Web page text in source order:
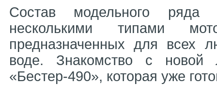
Состав модельного ряда
несколькими типами
предназначенных для всех
воде. Знакомство с новой
«Бестер-490», которая уже